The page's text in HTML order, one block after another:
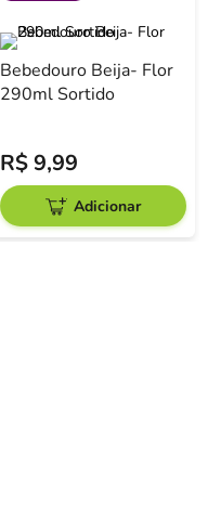
Bebedouro Beija- Flor
290ml Sortido
R$9,99
Adicionar